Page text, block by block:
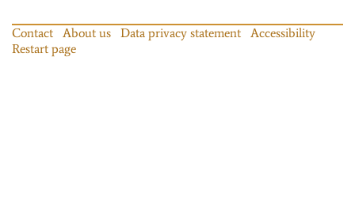
Contact About us Data privacy statement
Accessibility
Restart page